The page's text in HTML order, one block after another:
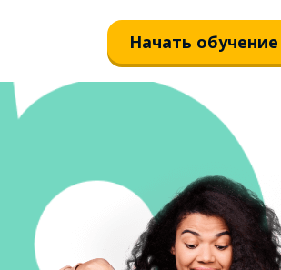
Начать обучение